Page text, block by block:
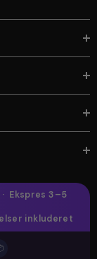
Ekspres 3–5
inkluderet